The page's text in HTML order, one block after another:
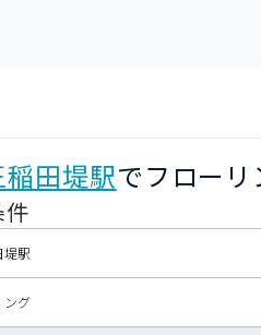
田堤駅でフロー
駅
ング